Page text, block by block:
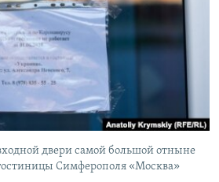
двери самой большой отныне
Симферополя «Москва»